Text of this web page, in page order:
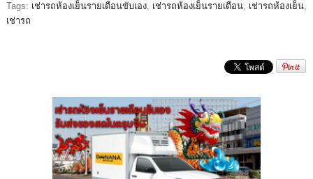
Tags: เช่ารถห้องเย็นรายเดือนขับเอง, เช่ารถห้องเย็นรายเดือน, เช่ารถห้องเย็น,
เช่ารถ